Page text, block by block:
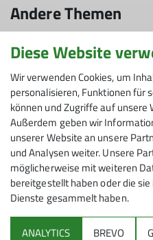
Momentan herrschen
ist die Situation, wie wird sie
du deine Touren planen?
mehr erfahren
Andere Themen
Alpinklettern Archiv
DAV Hauptverein Eventbericht
Hochtour Hütten
Mehrseillängenklettern
News Pumptrack RadAktiv
Sektion Skitouren Topnews
Diese Website
Wir verwenden Cookies, um
personalisieren, Funktionen für
können und Zugriffe auf unsere
Außerdem geben wir
unserer Website an unsere
und Analysen weiter. Unsere
möglicherweise mit weiteren
bereitgestellt haben oder die
Dienste gesammelt haben.
ANALYTICS BREVO